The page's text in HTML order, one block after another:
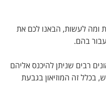
ומה לעשות, הבאנו לכם את
בהם.
רבים שניתן להיכנס אליהם
בכלל זה המוזיאון בגבעת